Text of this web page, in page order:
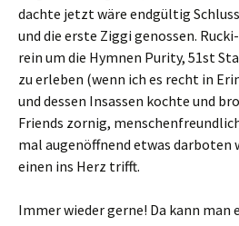
dachte jetzt wäre endgültig
und die erste Ziggi genossen.
rein um die Hymnen Purity, 51st
zu erleben (wenn ich es recht in
und dessen Insassen kochte und
Friends zornig,
mal augenöffnend etwas darboten
einen ins Herz trifft.
Immer wieder gerne! Da kann man